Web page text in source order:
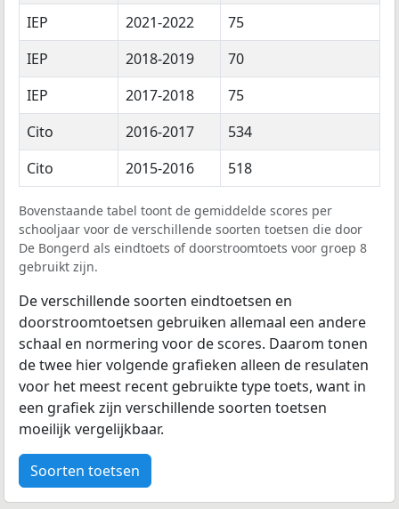
IEP
2021-2022
75
IEP
2018-2019
70
IEP
2017-2018
75
Cito
2016-2017
534
Cito
2015-2016 518
Bovenstaande tabel toont de gemiddelde scores per
schooljaar voor de verschillende soorten toetsen die door
De Bongerd als eindtoets of doorstroomtoets voor groep 8
gebruikt zijn.
De verschillende soorten eindtoetsen en
doorstroomtoetsen gebruiken allemaal een andere
schaal en normering voor de scores. Daarom tonen
de twee hier volgende grafieken alleen de resulaten
voor het meest recent gebruikte type toets, want in
een grafiek zijn verschillende soorten toetsen
moeilijk vergelijkbaar.
Soorten toetsen